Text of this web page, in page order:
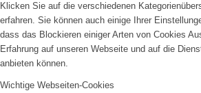
Klicken Sie auf die verschiedenen
erfahren. Sie können auch einige Ihrer
dass das Blockieren einiger Arten von Cookies
Erfahrung auf unseren Webseite und auf die
anbieten können.
Wichtige Webseiten-Cookies